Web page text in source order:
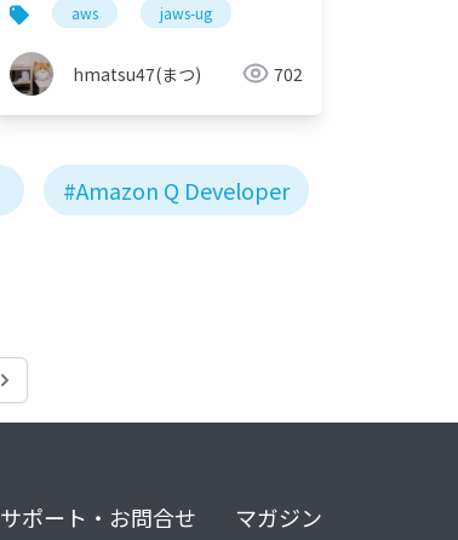
aws jaws-ug
hmatsu47(まつ) 702
#Amazon Q Developer
サポート・お問合せ マガジン